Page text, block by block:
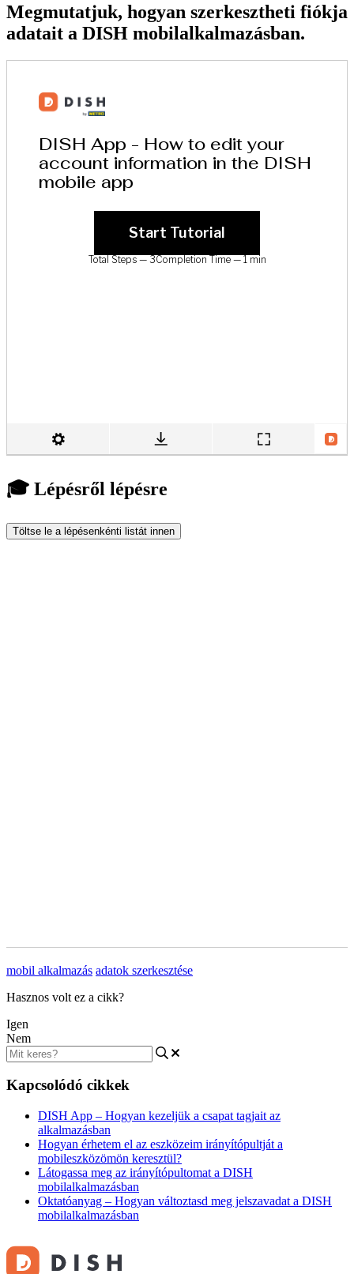
Megmutatjuk, hogyan szerkesztheti fiókja
adatait a DISH mobilalkalmazásban.
🎓 Lépésről lépésre
Töltse le a lépésenkénti listát innen
mobil alkalmazás adatok szerkesztése
Hasznos volt ez a cikk?
Igen
Nem
Kapcsolódó cikkek
DISH App – Hogyan kezeljük a csapat tagjait az
alkalmazásban
Hogyan érhetem el az eszközeim irányítópultját a
mobileszközömön keresztül?
Látogassa meg az irányítópultomat a DISH
mobilalkalmazásban
Oktatóanyag – Hogyan változtasd meg jelszavadat a DISH
mobilalkalmazásban